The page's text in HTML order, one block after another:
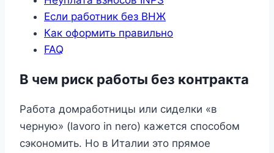
Если работник без ВНЖ
Как оформить правильно
FAQ
В чем риск работы без контракта
Работа домработницы или сиделки «в
черную» (lavoro in nero) кажется способом
сэкономить. Но в Италии это прямое